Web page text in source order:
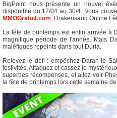
BigPoint nous présente un nouvel
disponible du 17/04 au 30/4., vous
MMOGratuit.com, Drakensang Online
La fête de printemps est enfin arrivée à
magnifique période de l'année. Mais
maléfiques repeints dans tout Duria.
Relevez le défi : empêchez Daran le
festivités. Attaquez et cassez le
superbes récompenses, et allez voir
la fête de printemps lors cette semaine